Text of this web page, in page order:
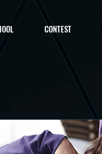
CONTEST